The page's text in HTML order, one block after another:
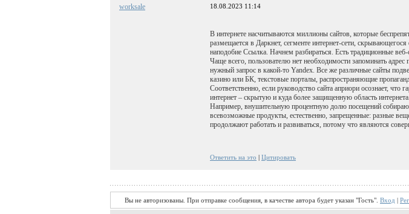
worksale 18.08.2023 11:14
В интернете насчитываются миллионы сайтов, которые
размещается в Даркнет, сегменте интернет-сети,
наподобие Ссылка. Начнем разбираться. Есть традиционные
Чаще всего, пользователю нет необходимости запоминать
нужный запрос в какой-то Yandex. Все же различные сайты
казино или БК, текстовые порталы, распространяющие
Соответственно, если руководство сайта априори осознает, что
интернет – скрытую и куда более защищенную область
Например, внушительную процентную долю посещений
всевозможные продукты, естественно, запрещенные: разные
продолжают работать и развиваться, потому что являются
Ответить на это | Цитировать
Вы не авторизованы. При отправке сообщения, в качестве автора будет указан "Гость". Вход |